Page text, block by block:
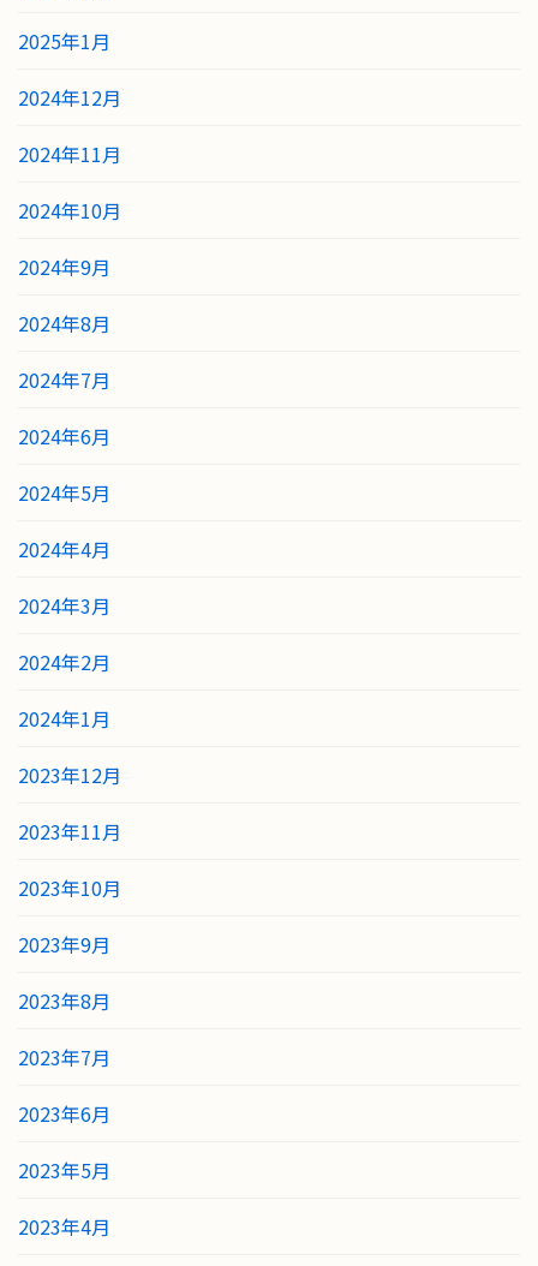
2025年1月
2024年12月
2024年11月
2024年10月
2024年9月
2024年8月
2024年7月
2024年6月
2024年5月
2024年4月
2024年3月
2024年2月
2024年1月
2023年12月
2023年11月
2023年10月
2023年9月
2023年8月
2023年7月
2023年6月
2023年5月
2023年4月